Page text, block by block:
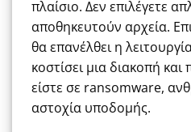
πλαίσιο. Δεν επιλέγετε
αποθηκευτούν αρχεία.
θα επανέλθει η
κοστίσει μια διακοπή και
είστε σε ransomware,
αστοχία υποδομής.